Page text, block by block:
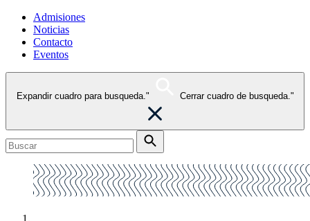
Admisiones
Noticias
Contacto
Eventos
Expandir cuadro para busqueda." Cerrar cuadro de busqueda."